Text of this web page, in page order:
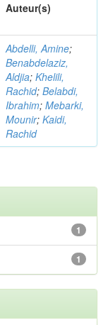
Auteur(s)
Abdelli, Amine;
Benabdelaziz,
Aldjia; Khelili,
Rachid; Belabdi,
Ibrahim; Mebarki,
Mounir; Kaidi,
Rachid
1
1